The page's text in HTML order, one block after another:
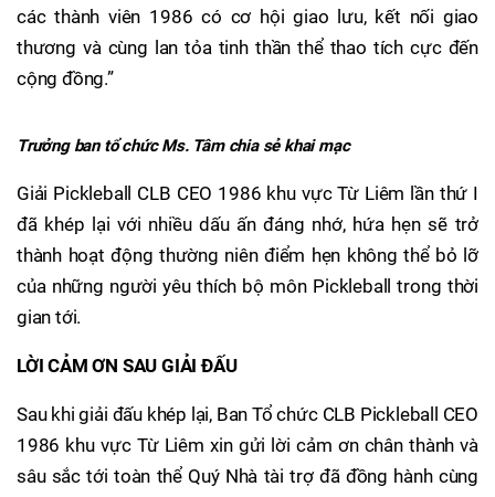
các thành viên 1986 có cơ hội giao lưu, kết nối giao
thương và cùng lan tỏa tinh thần thể thao tích cực đến
cộng đồng.”
Trưởng ban tổ chức Ms. Tâm chia sẻ khai mạc
Giải Pickleball CLB CEO 1986 khu vực Từ Liêm lần thứ I
đã khép lại với nhiều dấu ấn đáng nhớ, hứa hẹn sẽ trở
thành hoạt động thường niên điểm hẹn không thể bỏ lỡ
của những người yêu thích bộ môn Pickleball trong thời
gian tới.
LỜI CẢM ƠN SAU GIẢI ĐẤU
Sau khi giải đấu khép lại, Ban Tổ chức CLB Pickleball CEO
1986 khu vực Từ Liêm xin gửi lời cảm ơn chân thành và
sâu sắc tới toàn thể Quý Nhà tài trợ đã đồng hành cùng